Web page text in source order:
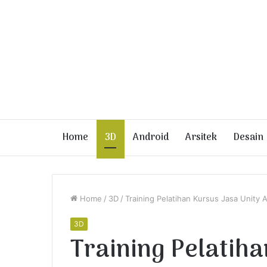
Home 3D Android Arsitek Desain
Home / 3D / Training Pelatihan Kursus Jasa Unity
3D
Training